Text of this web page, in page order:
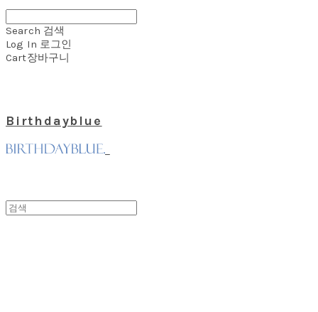
Search 검색
Log In 로그인
Cart장바구니
Birthdayblue